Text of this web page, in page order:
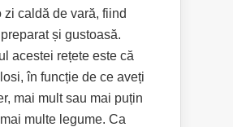
zi caldă de vară, fiind
și gustoasă.
acestei rețete este că
în funcție de ce aveți
mai mult sau mai puțin
multe legume. Ca